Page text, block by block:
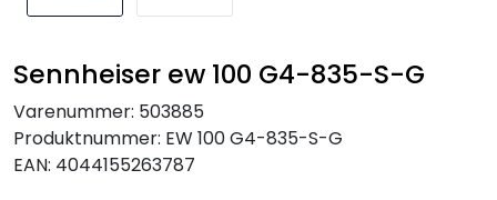
Sennheiser ew 100 G4-835-S-G
Varenummer: 503885
Produktnummer: EW 100 G4-835-S-G
EAN: 4044155263787